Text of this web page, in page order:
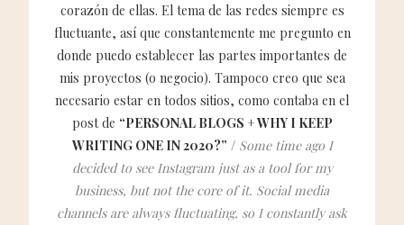
corazón de ellas. El tema de las redes siempre es
fluctuante, así que constantemente me pregunto en
donde puedo establecer las partes importantes de
mis proyectos (o negocio). Tampoco creo que sea
necesario estar en todos sitios, como contaba en el
post de “PERSONAL BLOGS + WHY I KEEP
WRITING ONE IN 2020?” / Some time ago I
decided to see Instagram just as a tool for my
business, but not the core of it. Social media
channels are always fluctuating, so I constantly ask